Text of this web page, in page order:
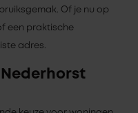
Of je nu op
een praktische
adres.